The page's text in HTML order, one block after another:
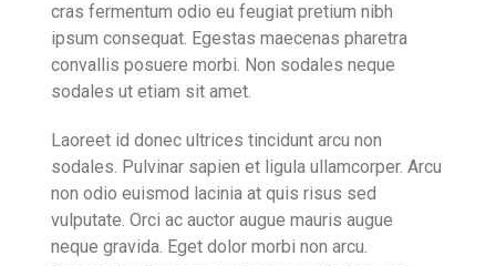
cras fermentum odio eu feugiat pretium nibh
ipsum consequat. Egestas maecenas pharetra
convallis posuere morbi. Non sodales neque
sodales ut etiam sit amet.
Laoreet id donec ultrices tincidunt arcu non
sodales. Pulvinar sapien et ligula ullamcorper. Arcu
non odio euismod lacinia at quis risus sed
vulputate. Orci ac auctor augue mauris augue
neque gravida. Eget dolor morbi non arcu.